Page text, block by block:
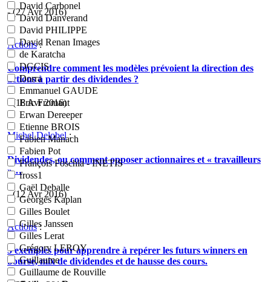
David Carbonel
David Danverand
David PHILIPPE
David Renan Images
de Karatcha
DGCIS
Dorra
Emmanuel GAUDE
Eric Fromant
Erwan Dereeper
Etienne BROIS
Fabien Manach
Fabien Pot
François Foschia - INETIS
fross1
Gaël Deballe
Georges Kaplan
Gilles Boulet
Gilles Janssen
Gilles Lerat
Grégory LEROY
Guillaume
Guillaume de Rouville
- (27 Avr 2016)
Actions:
Comprendre comment les modèles prévoient la direction des
actions à partir des dividendes ?
- (18 Avr 2016)
Michel Delobel:
Dividendes, ou comment opposer actionnaires et « travailleurs
»…
- (12 Avr 2016)
Actions:
5 exemples pour apprendre à repérer les futurs winners en
bourse, mix de dividendes et de hausse des cours.